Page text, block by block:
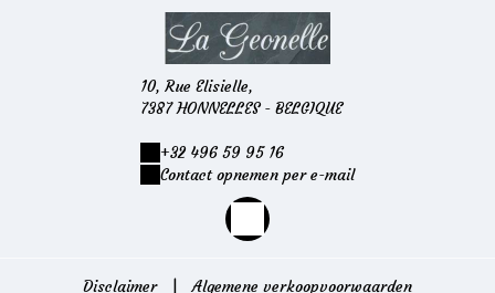
10, Rue Elisielle,
7387 HONNELLES - BELGIQUE
+32 496 59 95 16
Contact opnemen per e-mail
Disclaimer Algemene verkoopvoorwaarden